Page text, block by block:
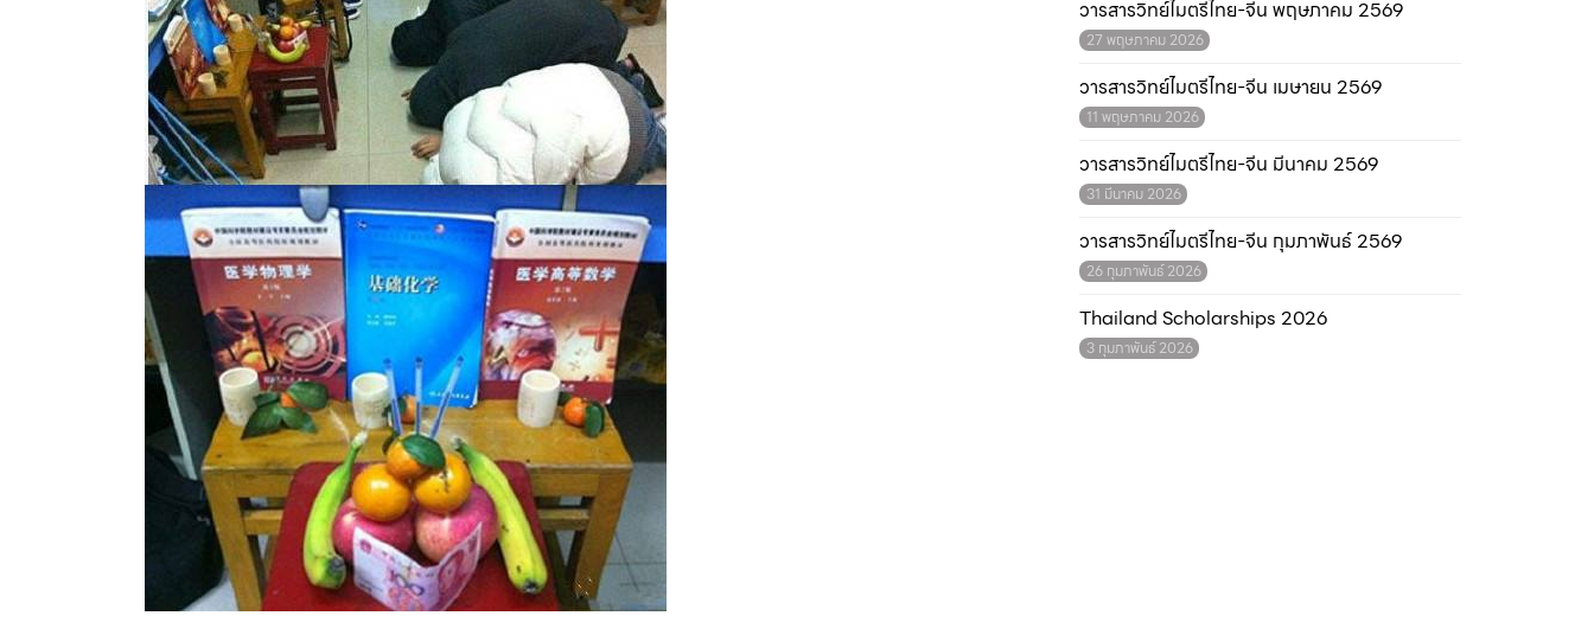
วารสารวิทย์ไมตรีไทย-จีน พฤษภาคม 2569
27 พฤษภาคม 2026
วารสารวิทย์ไมตรีไทย-จีน เมษายน 2569
11 พฤษภาคม 2026
วารสารวิทย์ไมตรีไทย-จีน มีนาคม 2569
31 มีนาคม 2026
วารสารวิทย์ไมตรีไทย-จีน กุมภาพันธ์ 2569
26 กุมภาพันธ์ 2026
Thailand Scholarships 2026
3 กุมภาพันธ์ 2026